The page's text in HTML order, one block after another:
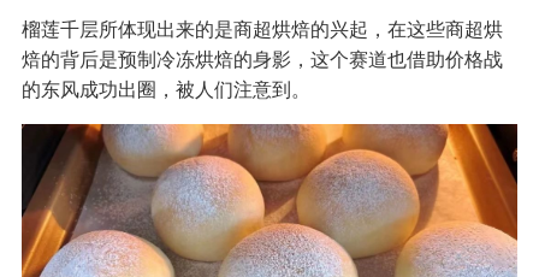
榴莲千层所体现出来的是商超烘焙的兴起，在这些商超烘
焙的背后是预制冷冻烘焙的身影，这个赛道也借助价格战
的东风成功出圈，被人们注意到。